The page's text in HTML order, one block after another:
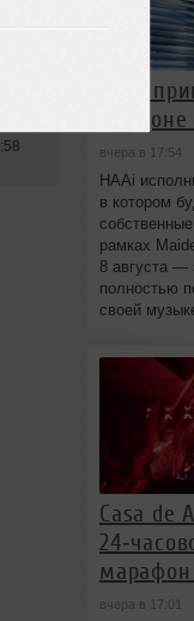
HAAi
вчера в 17:54
HAAi
в котором
рамках
8 августа —
полностью
своей
Casa de
марафон
вчера в 17:01